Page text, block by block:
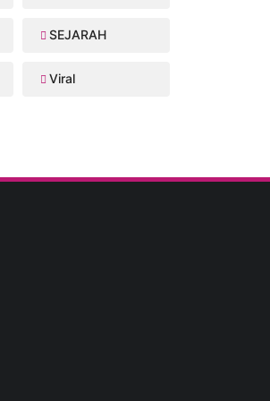
SEJARAH
Viral